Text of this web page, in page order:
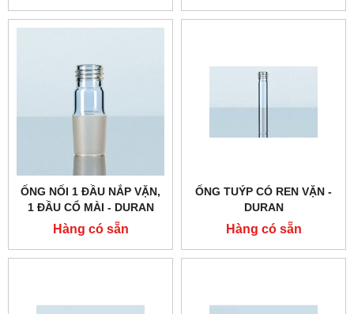
ỐNG NỐI 1 ĐẦU NẮP VẶN,
1 ĐẦU CỔ MÀI - DURAN
Hàng có sẵn
ỐNG TUÝP CÓ REN VẶN -
DURAN
Hàng có sẵn